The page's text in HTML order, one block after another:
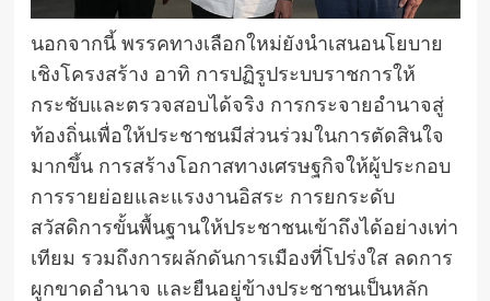
นอกจากนี้ พรรคทางเลือกใหม่ยังนำเสนอนโยบาย
เชิงโครงสร้าง อาทิ การปฏิรูประบบราชการให้
กระชับและตรวจสอบได้จริง การกระจายอำนาจสู่
ท้องถิ่นเพื่อให้ประชาชนมีส่วนร่วมในการตัดสินใจ
มากขึ้น การสร้างโอกาสทางเศรษฐกิจให้ผู้ประกอบ
การรายย่อยและแรงงานอิสระ การยกระดับ
สวัสดิการขั้นพื้นฐานให้ประชาชนเข้าถึงได้อย่างเท่า
เทียม รวมถึงการผลักดันการเมืองที่โปร่งใส ลดการ
ผูกขาดอำนาจ และยืนอยู่ข้างประชาชนเป็นหลัก